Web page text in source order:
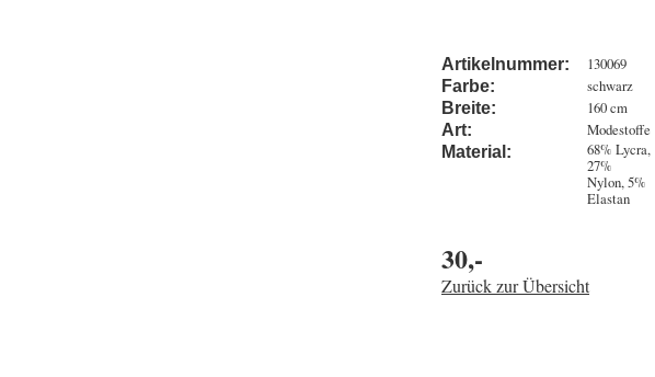
Artikelnummer: 130069
Farbe: schwarz
Breite: 160 cm
Art: Modestoffe
Material:
68% Lycra,
27%
Nylon, 5%
Elastan
30,-
Zurück zur Übersicht